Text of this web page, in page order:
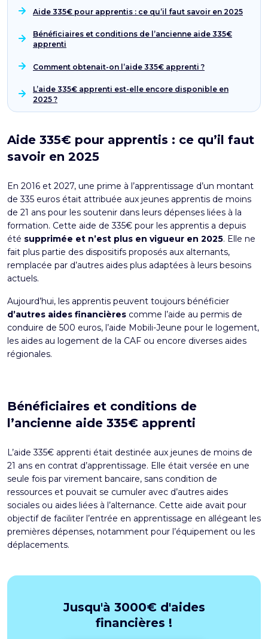
Aide 335€ pour apprentis : ce qu’il faut savoir en 2025
Bénéficiaires et conditions de l’ancienne aide 335€
apprenti
Comment obtenait-on l’aide 335€ apprenti ?
L’aide 335€ apprenti est-elle encore disponible en
2025 ?
Aide 335€ pour apprentis : ce qu’il faut
savoir en 2025
En 2016 et 2027, une prime à l’apprentissage d’un montant
de 335 euros était attribuée aux jeunes apprentis de moins
de 21 ans pour les soutenir dans leurs dépenses liées à la
formation. Cette aide de 335€ pour les apprentis a depuis
été supprimée et n’est plus en vigueur en 2025. Elle ne
fait plus partie des dispositifs proposés aux alternants,
remplacée par d’autres aides plus adaptées à leurs besoins
actuels.
Aujourd’hui, les apprentis peuvent toujours bénéficier
d’autres aides financières comme l’aide au permis de
conduire de 500 euros, l’aide Mobili-Jeune pour le logement,
les aides au logement de la CAF ou encore diverses aides
régionales.
Bénéficiaires et conditions de
l’ancienne aide 335€ apprenti
L’aide 335€ apprenti était destinée aux jeunes de moins de
21 ans en contrat d’apprentissage. Elle était versée en une
seule fois par virement bancaire, sans condition de
ressources et pouvait se cumuler avec d’autres aides
sociales ou aides liées à l’alternance. Cette aide avait pour
objectif de faciliter l’entrée en apprentissage en allégeant les
premières dépenses, notamment pour l’équipement ou les
déplacements.
Jusqu'à 3000€ d'aides
financières !